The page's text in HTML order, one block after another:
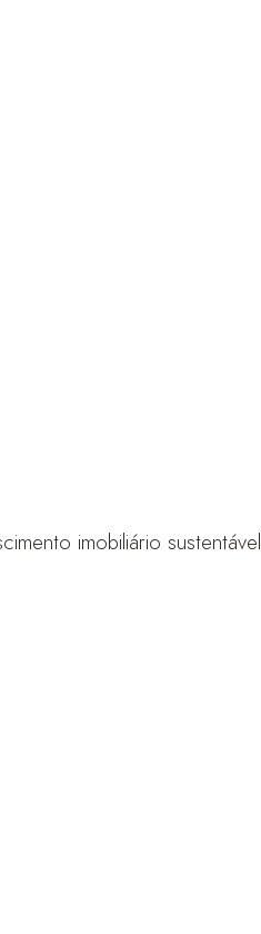
imobiliário sustentável